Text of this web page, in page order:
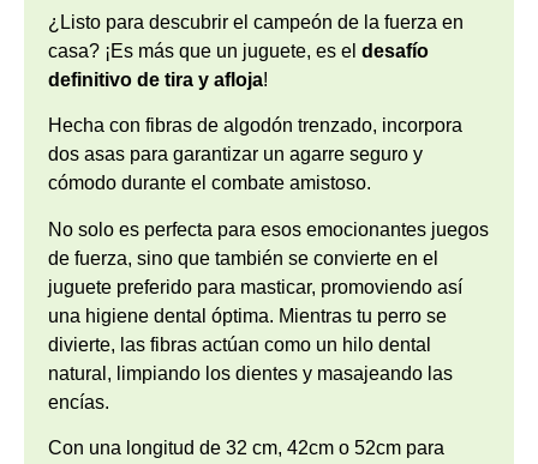
¿Listo para descubrir el campeón de la fuerza en
casa? ¡Es más que un juguete, es el desafío
definitivo de tira y afloja!
Hecha con fibras de algodón trenzado, incorpora
dos asas para garantizar un agarre seguro y
cómodo durante el combate amistoso.
No solo es perfecta para esos emocionantes juegos
de fuerza, sino que también se convierte en el
juguete preferido para masticar, promoviendo así
una higiene dental óptima. Mientras tu perro se
divierte, las fibras actúan como un hilo dental
natural, limpiando los dientes y masajeando las
encías.
Con una longitud de 32 cm, 42cm o 52cm para